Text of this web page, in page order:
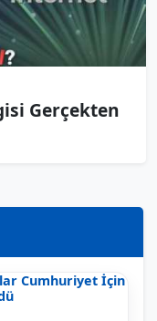
Gerçekten
Cumhuriyet İçin